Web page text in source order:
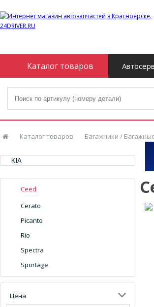
Каталог товаров
Каталог товаров Багажники /
KIA
Ceed
Cerato
Piсanto
Rio
Spectra
Sportage
Цена